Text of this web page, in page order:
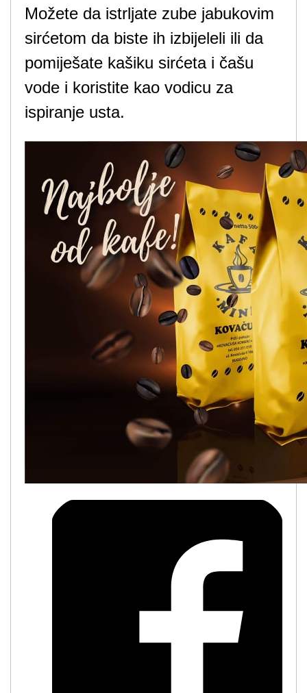
Možete da istrljate zube jabukovim
sirćetom da biste ih izbijeleli ili da
pomiješate kašiku sirćeta i čašu
vode i koristite kao vodicu za
ispiranje usta.